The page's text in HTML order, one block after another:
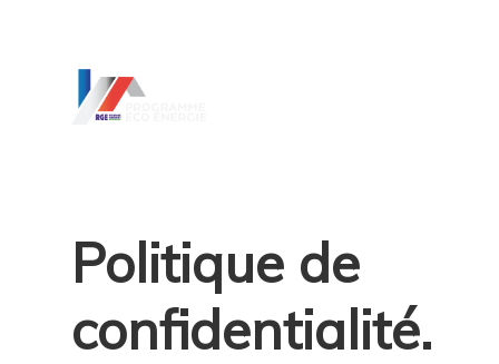
Politique de
confidentialité.